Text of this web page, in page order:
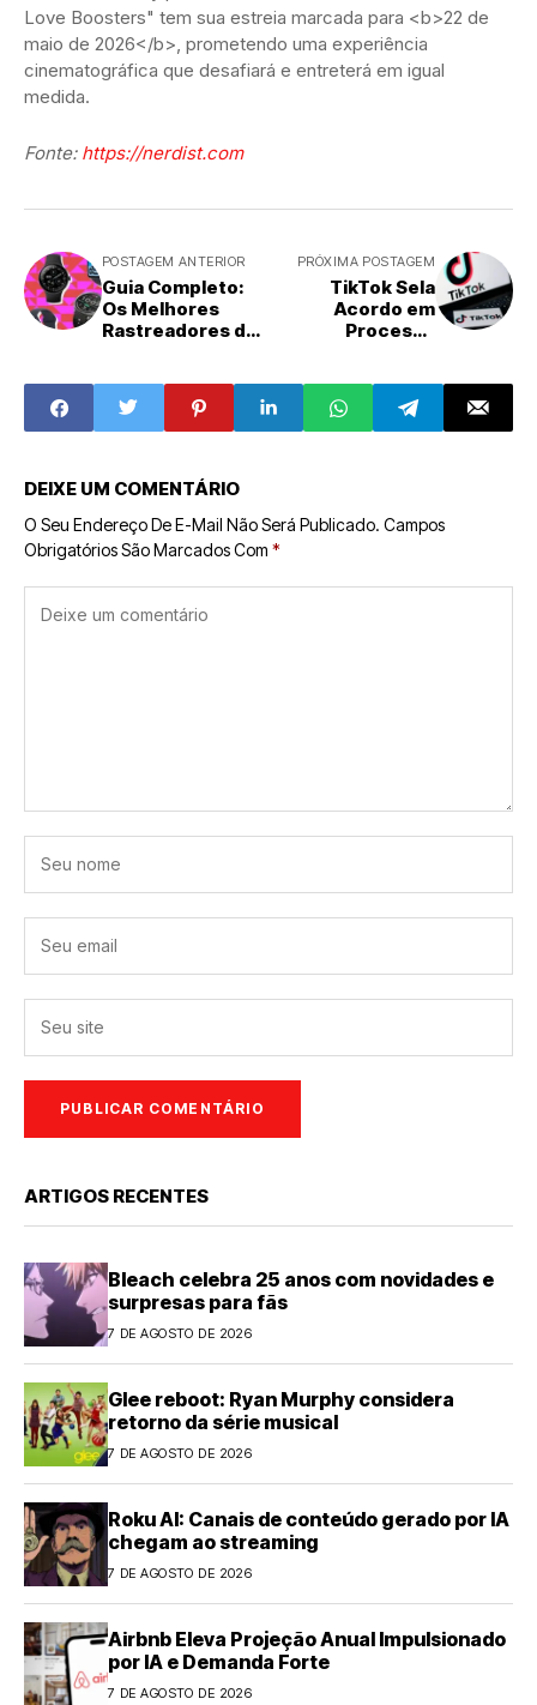
Love Boosters" tem sua estreia marcada para <b>22 de
maio de 2026</b>, prometendo uma experiência
cinematográfica que desafiará e entreterá em igual
medida.
Fonte: https://nerdist.com
POSTAGEM ANTERIOR
Guia Completo:
Os Melhores
Rastreadores de
2026 para Cada
Estilo de Vida
PRÓXIMA POSTAGEM
TikTok Sela
Acordo em
Processo
Dependência
Digital nos EUA
DEIXE UM COMENTÁRIO
O Seu Endereço De E-Mail Não Será Publicado. Campos
Obrigatórios São Marcados Com *
ARTIGOS RECENTES
Bleach celebra 25 anos com novidades e
surpresas para fãs
7 DE AGOSTO DE 2026
Glee reboot: Ryan Murphy considera
retorno da série musical
7 DE AGOSTO DE 2026
Roku AI: Canais de conteúdo gerado por IA
chegam ao streaming
7 DE AGOSTO DE 2026
Airbnb Eleva Projeção Anual Impulsionado
por IA e Demanda Forte
7 DE AGOSTO DE 2026